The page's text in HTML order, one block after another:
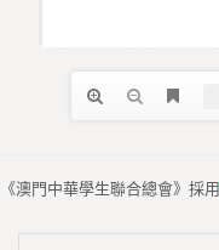
《澳門中華學生聯合總會》採用